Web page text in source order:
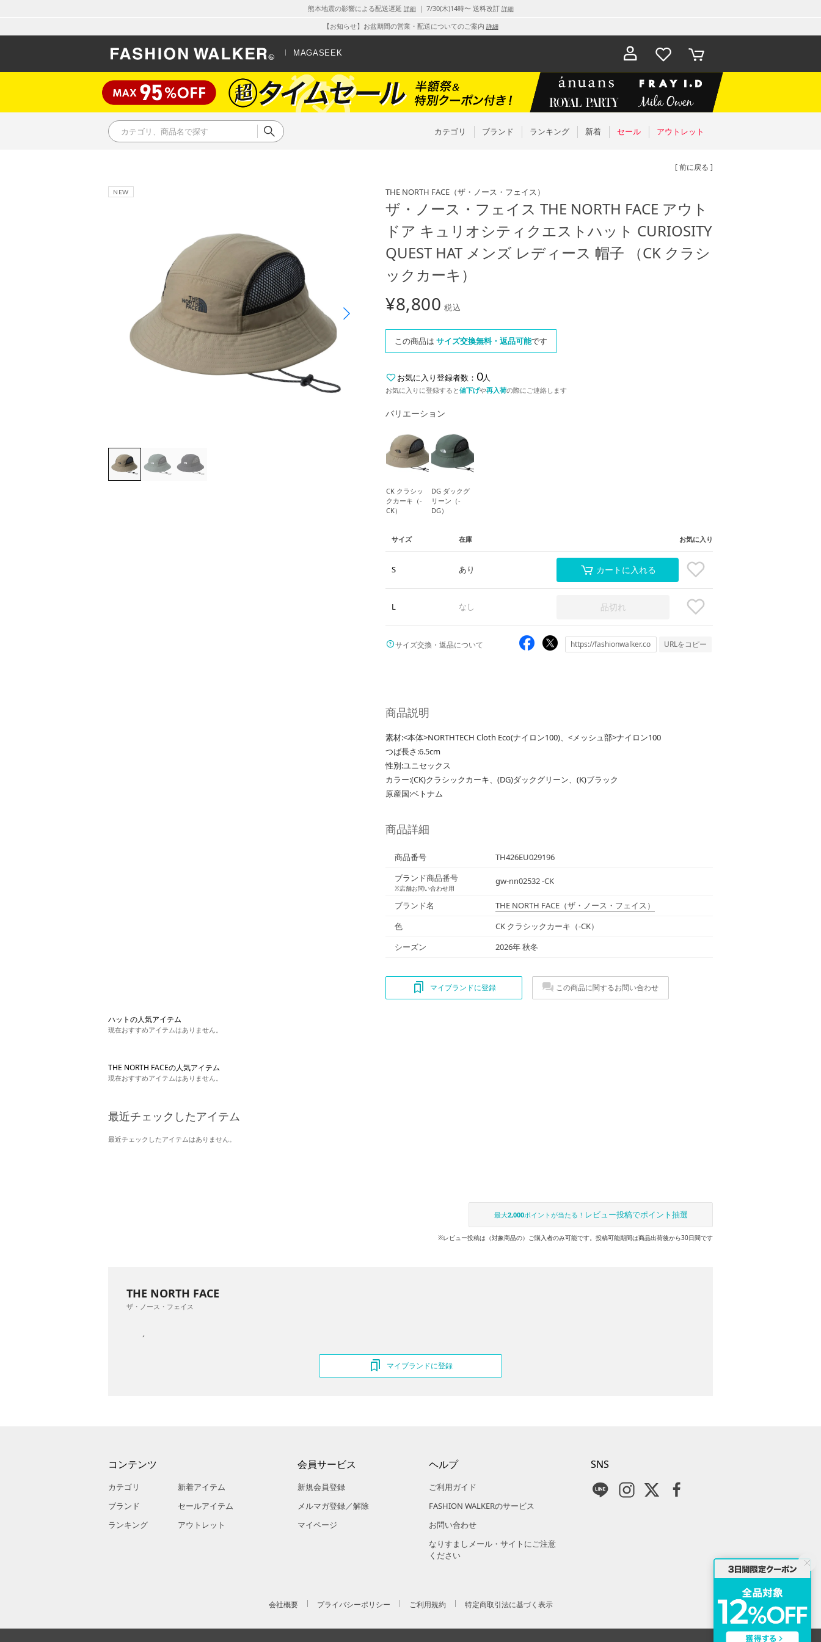
熊本地震の影響による配送遅延 詳細｜ 7/30(木)14時〜 送料改訂 詳細
【お知らせ】お盆期間の営業・配送についてのご案内 詳細
MAGASEEK
お気に入
り
カート
カテゴリ ブランド ランキング 新着 セール アウトレット
[ 前に戻る ]
THE NORTH FACE （ザ・ノース・フェイス）
ザ・ノース・フェイス THE NORTH FACE アウト
ドア キュリオシティクエストハット CURIOSITY
QUEST HAT メンズ レディース 帽子 （CK クラシ
ックカーキ）
¥8,800 税込
この商品は サイズ交換無料・返品可能です
お気に入り登録者数： 0人
お気に入りに登録すると値下げや再入荷の際にご連絡します
バリエーション
CK クラシッ
クカーキ（-
CK）
DG ダックグ
リーン（-
DG）
サイズ 在庫 お気に入り
S あり カートに入れる
L なし 品切れ
サイズ交換・返品について URLをコピー
商品説明
素材:<本体>NORTHTECH Cloth Eco(ナイロン100)、<メッシュ部>ナイロン100
つば長さ:6.5cm
性別:ユニセックス
カラー:(CK)クラシックカーキ、(DG)ダックグリーン、(K)ブラック
原産国:ベトナム
商品詳細
商品番号
TH426EU029196
ブランド商品番号
※店舗お問い合わせ用
gw-nn02532 -CK
ブランド名 THE NORTH FACE （ザ・ノース・フェイス）
色
CK クラシックカーキ（-CK）
シーズン
2026年 秋冬
マイブランドに登録 この商品に関するお問い合わせ
ハットの人気アイテム
現在おすすめアイテムはありません。
THE NORTH FACEの人気アイテム
現在おすすめアイテムはありません。
最近チェックしたアイテム
最近チェックしたアイテムはありません。
最大2,000ポイントが当たる！ レビュー投稿でポイント抽選
※レビュー投稿は（対象商品の）ご購入者のみ可能です。投稿可能期間は商品出荷後から30日間です
THE NORTH FACE
ザ・ノース・フェイス
マイブランドに登録
コンテンツ
カテゴリ
ブランド
ランキング
新着アイテム
セールアイテム
アウトレット
会員サービス
新規会員登録
メルマガ登録／解除
マイページ
ヘルプ
ご利用ガイド
FASHION WALKERのサービス
お問い合わせ
なりすましメール・サイトにご注意
ください
SNS
会社概要 プライバシーポリシー ご利用規約 特定商取引法に基づく表示